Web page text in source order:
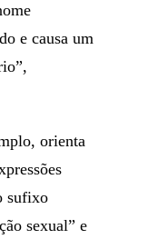
e causa um
orienta
sufixo
sexual” e